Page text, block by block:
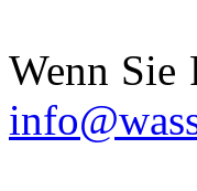
Wenn Sie